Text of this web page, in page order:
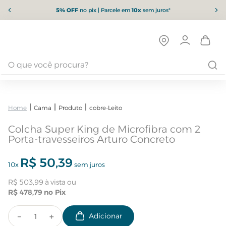
5% OFFno pix | Parcele em10xsem juros*
Cama Produto cobre-Leito
Colcha Super King de Microfibra com 2
Porta-travesseiros Arturo Concreto
10x R$ 50,39 sem juros
R$ 503,99
R$ 478,79
＋
－